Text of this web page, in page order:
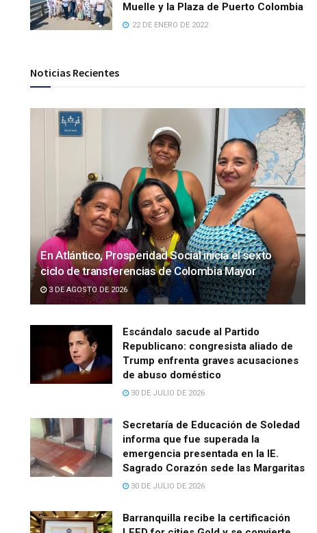
Muelle y la Plaza de Puerto Colombia
22 DE ENERO DE 2022
Noticias Recientes
En Atlántico, Prosperidad Social inicia el sexto
ciclo de transferencias de Colombia Mayor
3 DE AGOSTO DE 2026
Escándalo sacude al Partido
Republicano: congresista aliado de
Trump enfrenta graves acusaciones
de abuso doméstico
30 DE JULIO DE 2026
Secretaría de Educación de Soledad
informa que fue superada la
emergencia presentada en la IE.
Sagrado Corazón sede las Margaritas
30 DE JULIO DE 2026
Barranquilla recibe la certificación